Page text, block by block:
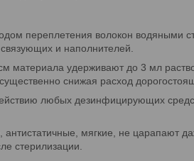
переплетения волокон водяными
и наполнителей.
материала удерживают до 3 мл
снижая расход
любых дезинфицирующих
мягкие, не царапают
стерилизации.